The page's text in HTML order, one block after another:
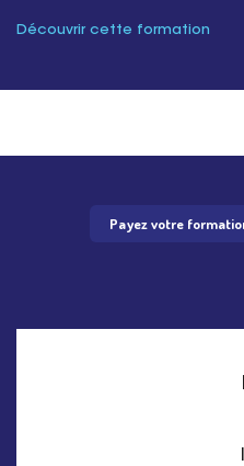
Découvrir cette formation
Payez votre